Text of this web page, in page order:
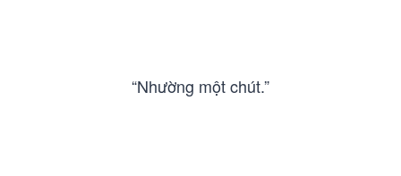
“Nhường một chút.”